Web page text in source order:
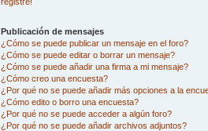
Publicación de mensajes
¿Cómo se puede publicar un mensaje en el foro?
¿Cómo se puede editar o borrar un mensaje?
¿Cómo se puede añadir una firma a mi mensaje?
¿Cómo creo una encuesta?
¿Por qué no se puede añadir más opciones a la
¿Cómo edito o borro una encuesta?
¿Por qué no se puede acceder a algún foro?
¿Por qué no se puede añadir archivos adjuntos?